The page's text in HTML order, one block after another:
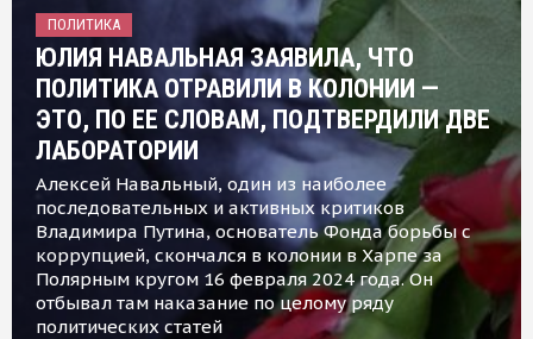
ПОЛИТИКА
ЮЛИЯ НАВАЛЬНАЯ ЗАЯВИЛА, ЧТО
ПОЛИТИКА ОТРАВИЛИ В КОЛОНИИ —
ЭТО, ПО ЕЕ СЛОВАМ, ПОДТВЕРДИЛИ ДВЕ
ЛАБОРАТОРИИ
Алексей Навальный, один из наиболее
последовательных и активных критиков
Владимира Путина, основатель Фонда борьбы с
коррупцией, скончался в колонии в Харпе за
Полярным кругом 16 февраля 2024 года. Он
отбывал там наказание по целому ряду
политических статей